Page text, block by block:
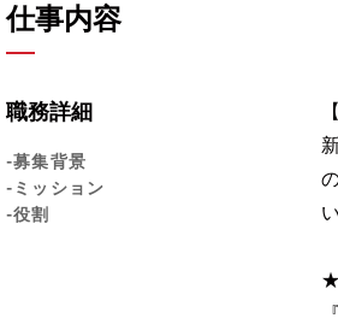
仕事内容
職務詳細
-募集背景
-ミッション
-役割